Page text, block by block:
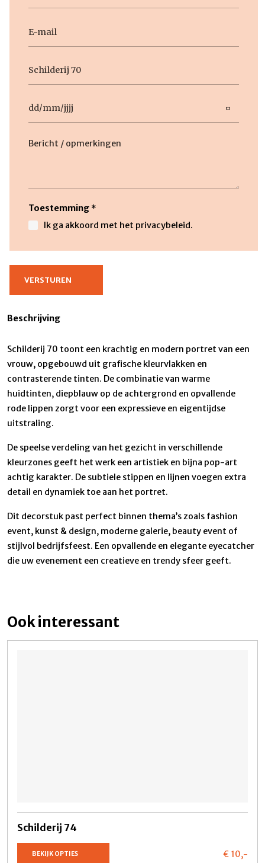
mail
titel
DD
slash
MM
Beschrijving
Toestemming *
Ik ga akkoord met het privacybeleid.
Beschrijving
Schilderij 70 toont een krachtig en modern portret van een
vrouw, opgebouwd uit grafische kleurvlakken en
contrasterende tinten. De combinatie van warme
huidtinten, diepblauw op de achtergrond en opvallende
rode lippen zorgt voor een expressieve en eigentijdse
uitstraling.
De speelse verdeling van het gezicht in verschillende
kleurzones geeft het werk een artistiek en bijna pop-art
achtig karakter. De subtiele stippen en lijnen voegen extra
detail en dynamiek toe aan het portret.
Dit decorstuk past perfect binnen thema’s zoals fashion
event, kunst & design, moderne galerie, beauty event of
stijlvol bedrijfsfeest. Een opvallende en elegante eyecatcher
die uw evenement een creatieve en trendy sfeer geeft.
Ook interessant
Schilderij 74
BEKIJK OPTIES € 10,-